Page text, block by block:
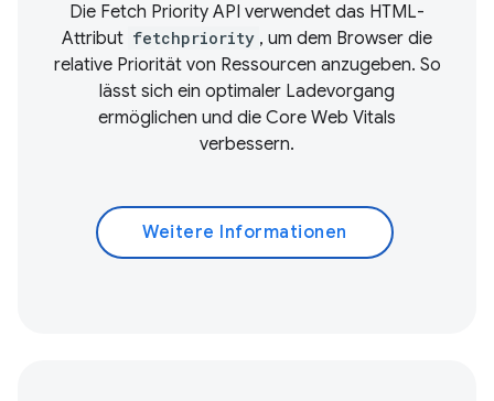
Die Fetch Priority API verwendet das HTML-
Attribut fetchpriority , um dem Browser die
relative Priorität von Ressourcen anzugeben. So
lässt sich ein optimaler Ladevorgang
ermöglichen und die Core Web Vitals
verbessern.
Weitere Informationen